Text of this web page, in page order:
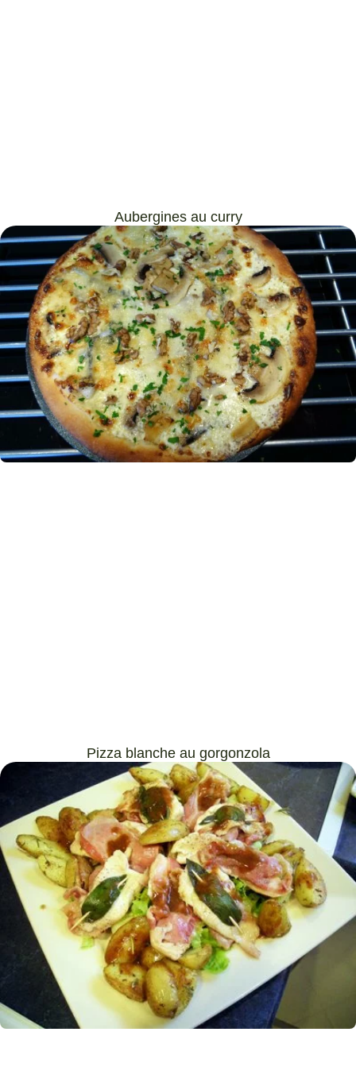
Aubergines au curry
Pizza blanche au gorgonzola